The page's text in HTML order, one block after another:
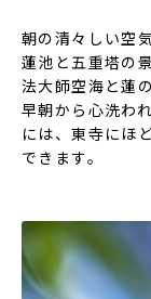
朝の清々しい空
蓮池と五重塔の
法大師空海と蓮
早朝から心洗わ
には、東寺にほ
できます。